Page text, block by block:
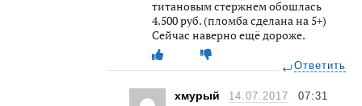
титановым стержнем обошлась
4.500 руб. (пломба сделана на 5+)
Сейчас наверно ещё дороже.
Ответить
хмурый 14.07.2017 07:31